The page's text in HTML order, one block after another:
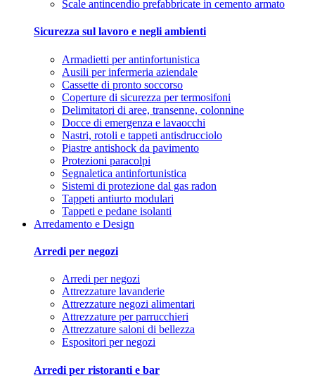
Scale antincendio prefabbricate in cemento armato
Sicurezza sul lavoro e negli ambienti
Armadietti per antinfortunistica
Ausili per infermeria aziendale
Cassette di pronto soccorso
Coperture di sicurezza per termosifoni
Delimitatori di aree, transenne, colonnine
Docce di emergenza e lavaocchi
Nastri, rotoli e tappeti antisdrucciolo
Piastre antishock da pavimento
Protezioni paracolpi
Segnaletica antinfortunistica
Sistemi di protezione dal gas radon
Tappeti antiurto modulari
Tappeti e pedane isolanti
Arredamento e Design
Arredi per negozi
Arredi per negozi
Attrezzature lavanderie
Attrezzature negozi alimentari
Attrezzature per parrucchieri
Attrezzature saloni di bellezza
Espositori per negozi
Arredi per ristoranti e bar